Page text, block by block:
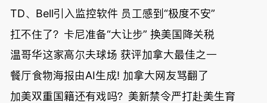
TD、Bell引入监控软件 员工感到“极度不安”
扛不住了？卡尼准备“大让步” 换美国降关税
温哥华这家高尔夫球场 获评加拿大最佳之一
餐厅食物海报由AI生成! 加拿大网友骂翻了
加美双重国籍还有戏吗？美新禁令严打赴美生育